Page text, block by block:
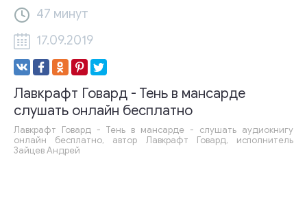
47 минут
17.09.2019
Лавкрафт Говард - Тень в мансарде
слушать онлайн бесплатно
Лавкрафт Говард - Тень в мансарде - слушать аудиокнигу
онлайн бесплатно, автор Лавкрафт Говард, исполнитель
Зайцев Андрей